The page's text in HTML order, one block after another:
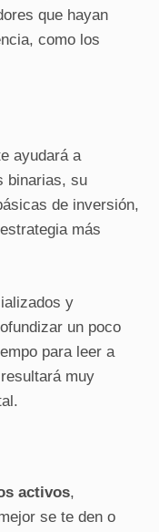
que hayan
como los
ayudará a
binarias, su
de inversión,
más
y
un poco
para leer a
muy
activos,
se te den o